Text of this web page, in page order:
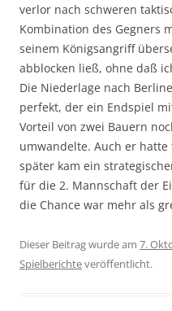
verlor nach schweren
Kombination des Gegners
seinem Königsangriff
abblocken ließ, ohne daß
Die Niederlage nach
perfekt, der ein Endspiel
Vorteil von zwei Bauern
umwandelte. Auch er
später kam ein
für die 2. Mannschaft der
die Chance war mehr als
Dieser Beitrag wurde am 7.
Spielberichteveröffentlicht.